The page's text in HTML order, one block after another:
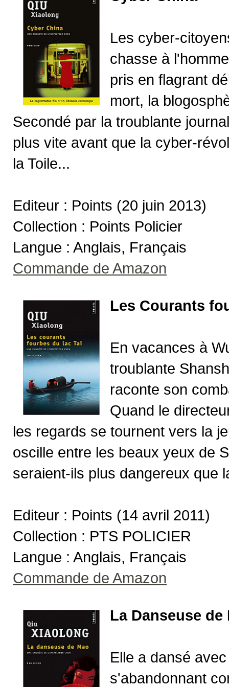
Les cyber-
chasse à
pris en flagrant
mort, la
Secondé par la troublante
plus vite avant que la cyber-
la Toile...
Editeur : Points (20 juin 2013)
Collection : Points Policier
Langue : Anglais, Français
Commande de Amazon
Les Courants
En vacances à
troublante
raconte son
Quand le
les regards se tournent vers la
oscille entre les beaux yeux de
seraient-ils plus dangereux que
Editeur : Points (14 avril 2011)
Collection : PTS POLICIER
Langue : Anglais, Français
Commande de Amazon
La Danseuse
Elle a dansé
s'abandonnant